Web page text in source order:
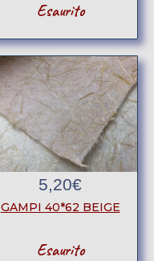
Esaurito
5,20€
GAMPI 40*62 BEIGE
Esaurito